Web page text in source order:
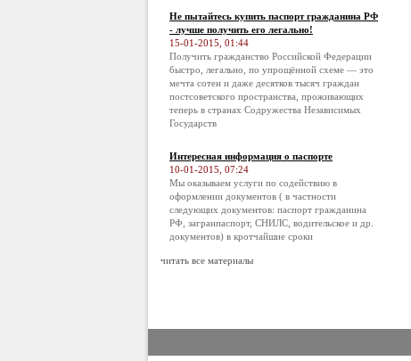
Не пытайтесь купить паспорт гражданина РФ
- лучше получить его легально!
15-01-2015, 01:44
Получить гражданство Российской Федерации
быстро, легально, по упрощённой схеме — это
мечта сотен и даже десятков тысяч граждан
постсоветского пространства, проживающих
теперь в странах Содружества Независимых
Государств
Интересная информация о паспорте
10-01-2015, 07:24
Мы оказываем услуги по содействию в
оформлении документов ( в частности
следующих документов: паспорт гражданина
РФ, загранпаспорт, СНИЛС, водительское и др.
документов) в кротчайшие сроки
читать все материалы